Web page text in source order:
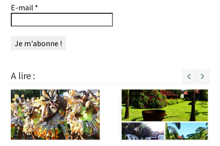
E-mail *
A lire :
Next